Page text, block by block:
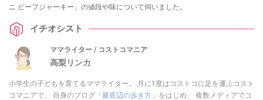
ニ ビーフジャーキー」の値段や味について伺いました。
イチオシスト
ママライター / コストコマニア
高梨リンカ
小学生の子どもを育てるママライター。 月に1度はコストコに足を運ぶコスト
コマニアで、 自身のブログ 「最底辺の歩き方」 をはじめ、 複数メディアでコ